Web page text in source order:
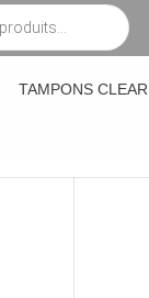
TAMPONS CLEAR